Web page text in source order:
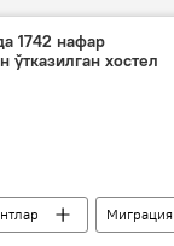
1742 нафар
ўтказилган хостел
Миграция